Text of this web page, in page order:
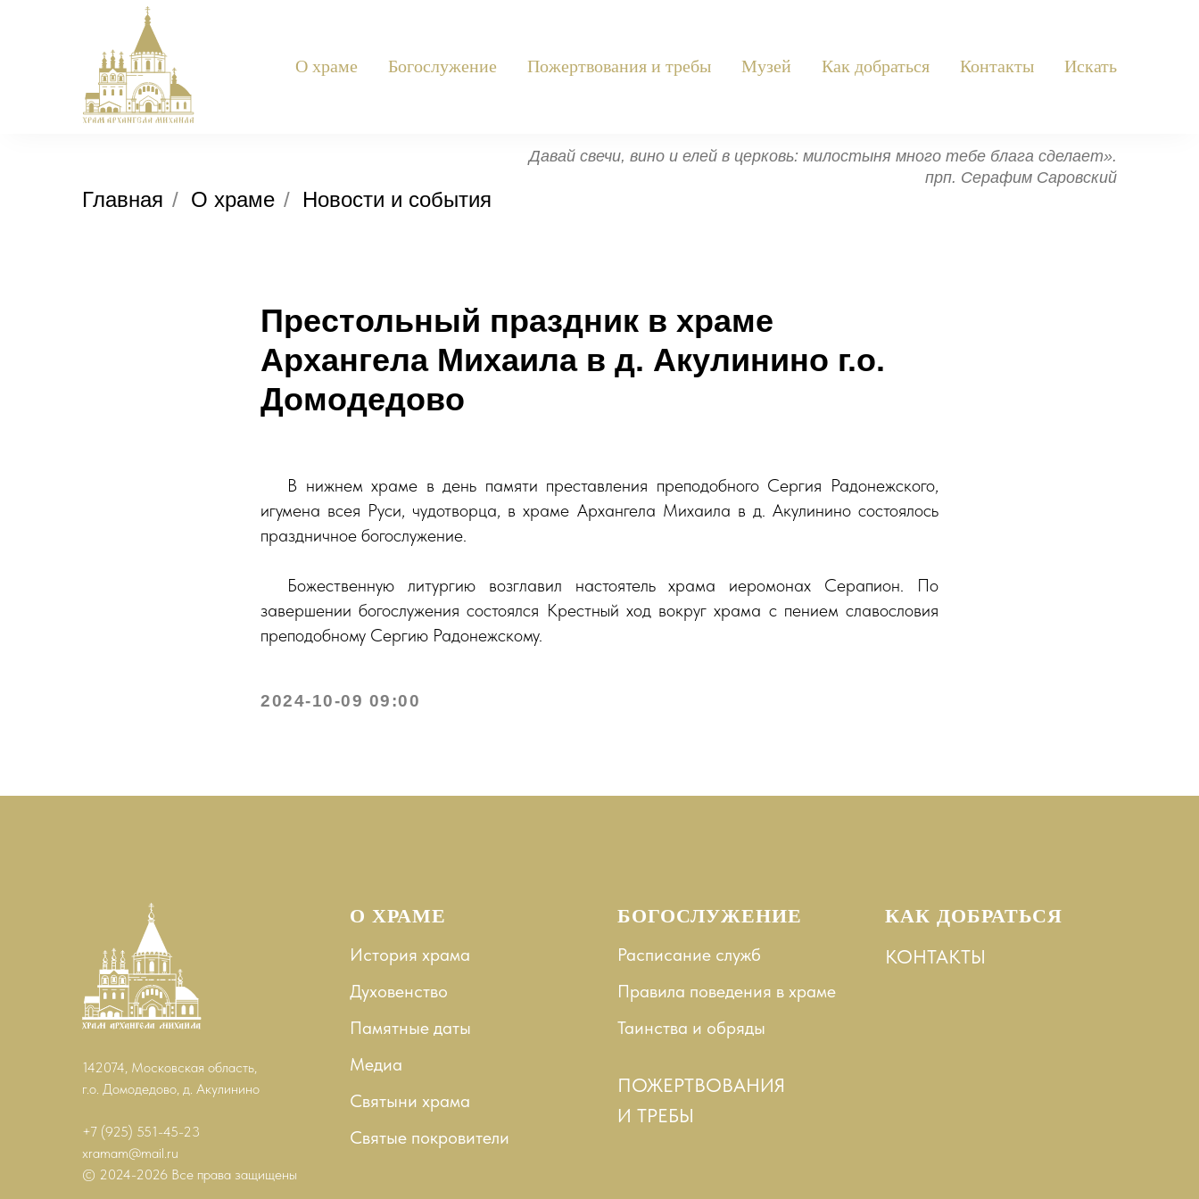
О храме Богослужение Пожертвования и требы Музей Как добраться Контакты Искать
Давай свечи, вино и елей в церковь: милостыня много тебе блага сделает».
прп. Серафим Саровский
Главная / О храме / Новости и события
Престольный праздник в храме
Архангела Михаила в д. Акулинино г.о.
Домодедово
⠀⠀В нижнем храме в день памяти преставления преподобного Сергия Радонежского,
игумена всея Руси, чудотворца, в храме Архангела Михаила в д. Акулинино состоялось
праздничное богослужение.
⠀⠀Божественную литургию возглавил настоятель храма иеромонах Серапион. По
завершении богослужения состоялся Крестный ход вокруг храма с пением славословия
преподобному Сергию Радонежскому.
2024-10-09 09:00
142074, Московская область,
г.о. Домодедово, д. Акулинино
+7 (925) 551-45-23
xramam@mail.ru
© 2024-2026 Все права защищены
О ХРАМЕ
История храма
Духовенство
Памятные даты
Медиа
Святыни храма
Святые покровители
БОГОСЛУЖЕНИЕ
Расписание служб
Правила поведения в храме
Таинства и обряды
ПОЖЕРТВОВАНИЯ
И ТРЕБЫ
КАК ДОБРАТЬСЯ
КОНТАКТЫ